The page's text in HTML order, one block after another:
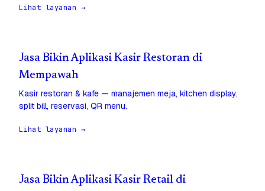
Lihat layanan →
Jasa Bikin Aplikasi Kasir Restoran di
Mempawah
Kasir restoran & kafe — manajemen meja, kitchen display,
split bill, reservasi, QR menu.
Lihat layanan →
Jasa Bikin Aplikasi Kasir Retail di